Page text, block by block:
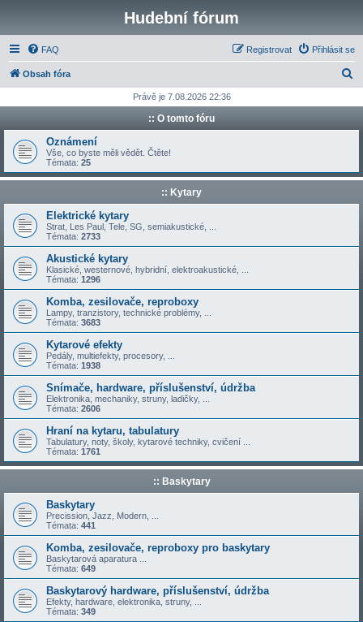
Hudební fórum
FAQ Přihlásit se
Registrovat
Obsah fóra
d
t
Právě je 7.08.2026 22:36
:: O tomto fóru
Oznámení
Vše, co byste měli vědět. Čtěte!
Témata: 25
:: Kytary
Elektrické kytary
Strat, Les Paul, Tele, SG, semiakustické, ...
Témata: 2733
Akustické kytary
Klasické, westernové, hybridní, elektroakustické, ...
Témata: 1296
Komba, zesilovače, reproboxy
Lampy, tranzistory, technické problémy, ...
Témata: 3683
Kytarové efekty
Pedály, multiefekty, procesory, ...
Témata: 1938
Snímače, hardware, příslušenství, údržba
Elektronika, mechaniky, struny, ladičky, ...
Témata: 2606
Hraní na kytaru, tabulatury
Tabulatury, noty, školy, kytarové techniky, cvičení ...
Témata: 1761
:: Baskytary
Baskytary
Precission, Jazz, Modern, ...
Témata: 441
Komba, zesilovače, reproboxy pro baskytary
Baskytarová aparatura ...
Témata: 649
Baskytarový hardware, příslušenství, údržba
Efekty, hardware, elektronika, struny, ...
Témata: 349